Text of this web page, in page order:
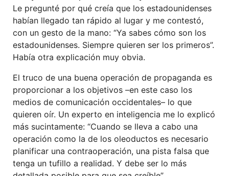
Le pregunté por qué creía que los estadounidenses
habían llegado tan rápido al lugar y me contestó,
con un gesto de la mano: “Ya sabes cómo son los
estadounidenses. Siempre quieren ser los primeros”.
Había otra explicación muy obvia.
El truco de una buena operación de propaganda es
proporcionar a los objetivos –en este caso los
medios de comunicación occidentales– lo que
quieren oír. Un experto en inteligencia me lo explicó
más sucintamente: “Cuando se lleva a cabo una
operación como la de los oleoductos es necesario
planificar una contraoperación, una pista falsa que
tenga un tufillo a realidad. Y debe ser lo más